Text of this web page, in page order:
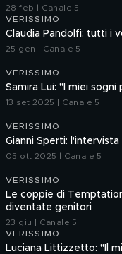
28 feb | Canale 5
VERISSIMO
Claudia Pandolfi: tutti i
25 gen | Canale 5
VERISSIMO
Samira Lui: "I miei sogni
13 set 2025 | Canale 5
VERISSIMO
Gianni Sperti:
05 ott 2025 | Canale 5
VERISSIMO
Le coppie di
diventate genitori
23 giu | Canale 5
VERISSIMO
Luciana Littizzetto: "Il